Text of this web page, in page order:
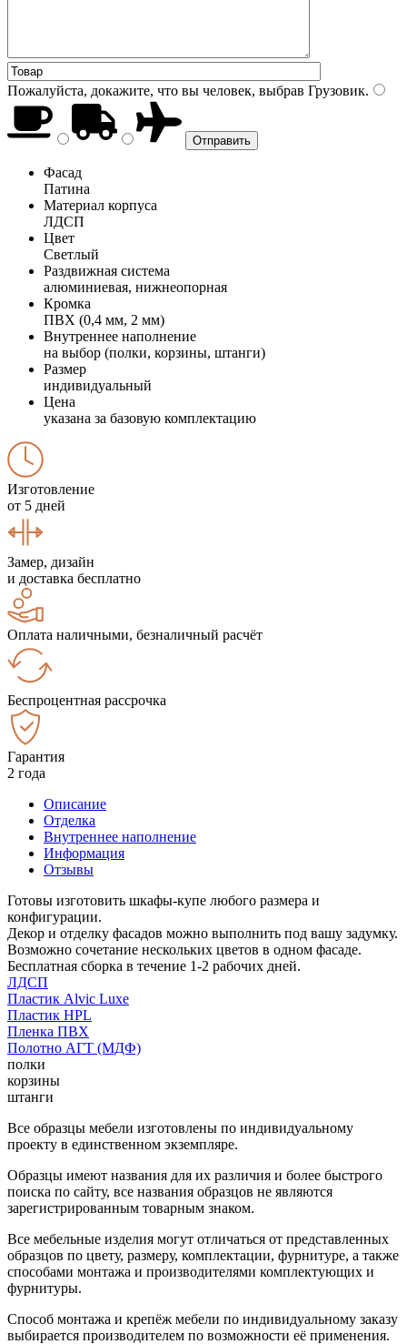
Пожалуйста, докажите, что вы человек, выбрав Грузовик.
Фасад
Патина
Материал корпуса
ЛДСП
Цвет
Светлый
Раздвижная система
алюминиевая, нижнеопорная
Кромка
ПВХ (0,4 мм, 2 мм)
Внутреннее наполнение
на выбор (полки, корзины, штанги)
Размер
индивидуальный
Цена
указана за базовую комплектацию
Изготовление
от 5 дней
Замер, дизайн
и доставка бесплатно
Оплата наличными, безналичный расчёт
Беспроцентная рассрочка
Гарантия
2 года
Описание
Отделка
Внутреннее наполнение
Информация
Отзывы
Готовы изготовить шкафы-купе любого размера и
конфигурации.
Декор и отделку фасадов можно выполнить под вашу задумку.
Возможно сочетание нескольких цветов в одном фасаде.
Бесплатная сборка в течение 1-2 рабочих дней.
ЛДСП
Пластик Alvic Luxe
Пластик HPL
Пленка ПВХ
Полотно АГТ (МДФ)
полки
корзины
штанги
Все образцы мебели изготовлены по индивидуальному
проекту в единственном экземпляре.
Образцы имеют названия для их различия и более быстрого
поиска по сайту, все названия образцов не являются
зарегистрированным товарным знаком.
Все мебельные изделия могут отличаться от представленных
образцов по цвету, размеру, комплектации, фурнитуре, а также
способами монтажа и производителями комплектующих и
фурнитуры.
Способ монтажа и крепёж мебели по индивидуальному заказу
выбирается производителем по возможности её применения.